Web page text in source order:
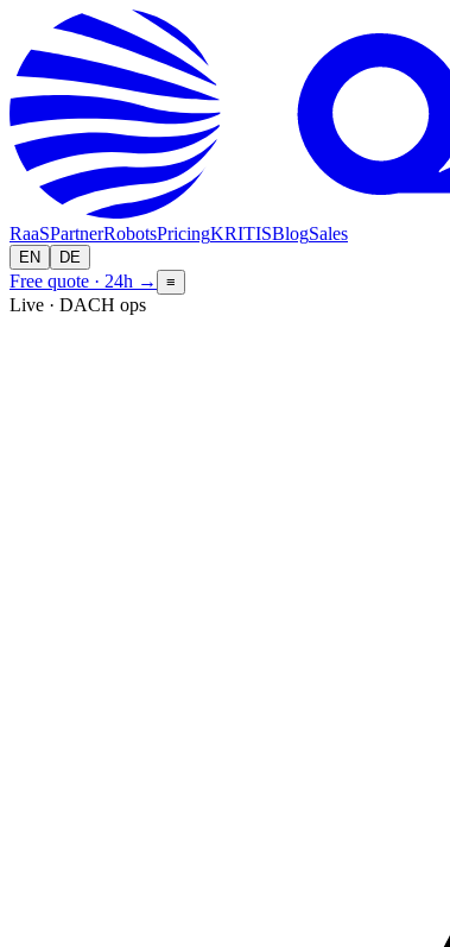
RaaSPartnerRobotsPricingKRITISBlogSales
EN DE
Free quote · 24h → ≡
Live · DACH ops